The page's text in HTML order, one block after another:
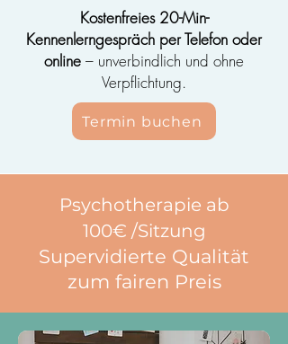
Kostenfreies 20-Min-
Kennenlerngespräch per Telefon oder
online – unverbindlich und ohne
Verpflichtung.
Termin buchen
Psychotherapie ab
100€ /Sitzung
Supervidierte Qualität
zum fairen Preis